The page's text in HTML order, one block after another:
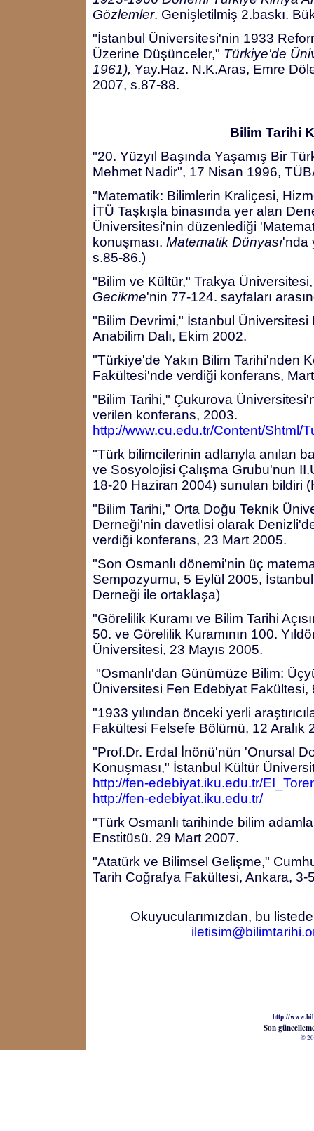
Gözlemler. Genişletilmiş 2.baskı.
"İstanbul Üniversitesi'nin 1933
Üzerine Düşünceler," Türkiye'de
1961), Yay.Haz. N.K.Aras, Emre
2007, s.87-88.
Bilim Tarihi
"20. Yüzyıl Başında Yaşamış Bir
Mehmet Nadir", 17 Nisan 1996,
"Matematik: Bilimlerin Kraliçesi,
İTÜ Taşkışla binasında yer alan
Üniversitesi'nin düzenlediği
konuşması. Matematik Dünyası'nda
s.85-86.)
"Bilim ve Kültür," Trakya
Gecikme'nin 77-124. sayfaları
"Bilim Devrimi," İstanbul
Anabilim Dalı, Ekim 2002.
"Türkiye'de Yakın Bilim Tarihi'nden
Fakültesi'nde verdiği konferans,
"Bilim Tarihi," Çukurova
verilen konferans, 2003.
http://www.cu.edu.tr/Content/Shtml/
"Türk bilimcilerinin adlarıyla anılan
ve Sosyolojisi Çalışma Grubu'nun
18-20 Haziran 2004) sunulan bildiri
"Bilim Tarihi," Orta Doğu Teknik
Derneği'nin davetlisi olarak
verdiği konferans, 23 Mart 2005.
"Son Osmanlı dönemi'nin üç
Sempozyumu, 5 Eylül 2005,
Derneği ile ortaklaşa)
"Görelilik Kuramı ve Bilim Tarihi
50. ve Görelilik Kuramının 100.
Üniversitesi, 23 Mayıs 2005.
"Osmanlı'dan Günümüze Bilim:
Üniversitesi Fen Edebiyat Fakültesi,
"1933 yılından önceki yerli
Fakültesi Felsefe Bölümü, 12 Aralık
"Prof.Dr. Erdal İnönü'nün 'Onursal
Konuşması," İstanbul Kültür
http://fen-edebiyat.iku.edu.tr/
http://fen-edebiyat.iku.edu.tr/
"Türk Osmanlı tarihinde bilim
Enstitüsü. 29 Mart 2007.
"Atatürk ve Bilimsel Gelişme,"
Tarih Coğrafya Fakültesi, Ankara, 3-
Okuyucularımızdan, bu
http://
Son
©